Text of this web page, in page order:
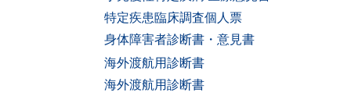
特定疾患臨床調査個人票
身体障害者診断書・意見書
海外渡航用診断書
海外渡航用診断書